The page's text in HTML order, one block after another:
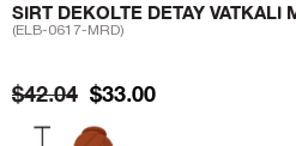
SIRT DEKOLTE DETAY VATKALI
(ELB-0617-MRD)
$42.04 $33.00